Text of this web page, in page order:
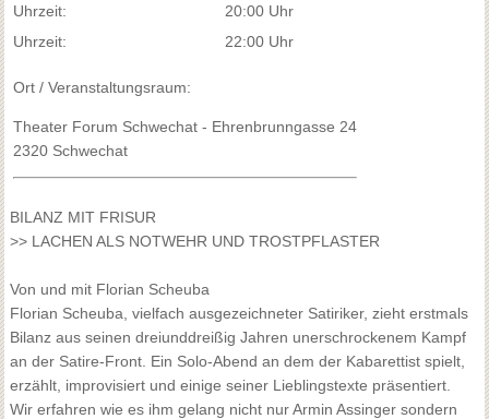
Uhrzeit:
20:00 Uhr
Uhrzeit:
22:00 Uhr
Ort / Veranstaltungsraum:
Theater Forum Schwechat - Ehrenbrunngasse 24
2320 Schwechat
BILANZ MIT FRISUR
>> LACHEN ALS NOTWEHR UND TROSTPFLASTER
Von und mit Florian Scheuba
Florian Scheuba, vielfach ausgezeichneter Satiriker, zieht erstmals
Bilanz aus seinen dreiunddreißig Jahren unerschrockenem Kampf
an der Satire-Front. Ein Solo-Abend an dem der Kabarettist spielt,
erzählt, improvisiert und einige seiner Lieblingstexte präsentiert.
Wir erfahren wie es ihm gelang nicht nur Armin Assinger sondern